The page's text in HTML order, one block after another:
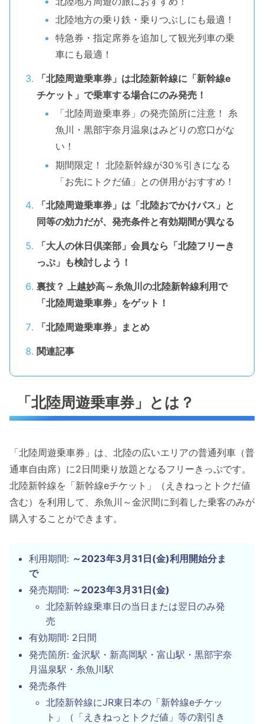
北陸地方の乗り鉄・乗りつぶしにも最適！
特急券・指定席券を追加して観光列車の乗
車にも最適！
「北陸周遊乗車券」は北陸新幹線に「新幹線e
チケット」で乗車する場合にのみ発売！
「北陸周遊乗車券」の発売箇所に注意！ 糸
魚川・黒部宇奈月温泉はみどりの窓口がな
い！
期間限定！ 北陸新幹線が30％引きになる
「お先にトクだ値」との併用がおすすめ！
「北陸周遊乗車券」は「北陸おでかけパス」と
同等の効力だが、発売条件と有効期間が異なる
「大人の休日倶楽部」会員なら「北陸フリーき
っぷ」も検討しよう！
裏技？ 上越妙高～糸魚川の北陸新幹線利用で
「北陸周遊乗車券」をゲット！
「北陸周遊乗車券」まとめ
関連記事
「北陸周遊乗車券」とは？
「北陸周遊乗車券」は、北陸の広いエリアの普通列車（普
通車自由席）に2日間乗り放題となるフリーきっぷです。
北陸新幹線を「新幹線eチケット」（えきねっとトクだ値
含む）を利用して、糸魚川～金沢間に到着した乗客のみが
購入することができます。
利用期間: ～2023年3月31日(金)利用開始分ま
で
発売期間: ～2023年3月31日(金)
北陸新幹線乗車日の当日または翌日のみ発
売
有効期間: 2日間
発売箇所: 金沢駅・新高岡駅・富山駅・黒部宇奈
月温泉駅・糸魚川駅
発売条件
北陸新幹線にJR東日本の「新幹線eチケッ
ト」（「えきねっとトクだ値」等の割引き